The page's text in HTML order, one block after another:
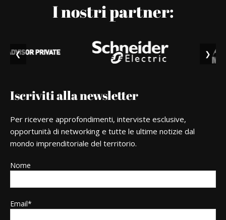
I nostri partner:
❮ ❯
Iscriviti alla newsletter
Per ricevere approfondimenti, interviste esclusive,
opportunità di networking e tutte le ultime notizie dal
mondo imprenditoriale del territorio.
Nome
Email*